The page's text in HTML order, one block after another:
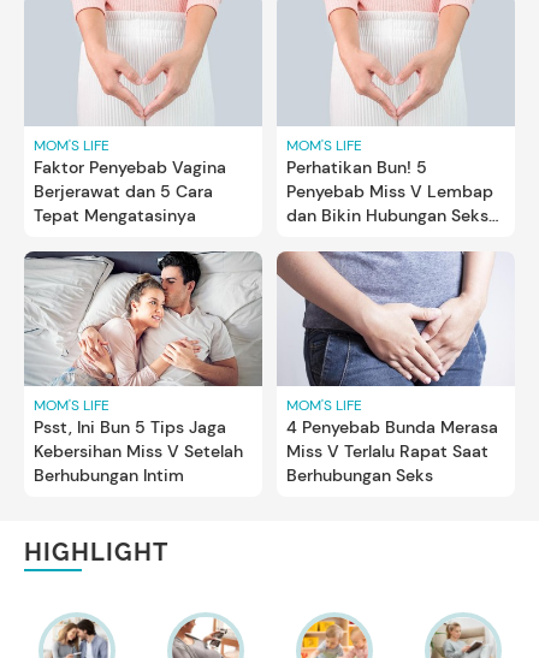
MOM'S LIFE
Faktor Penyebab Vagina
Berjerawat dan 5 Cara
Tepat Mengatasinya
MOM'S LIFE
Perhatikan Bun! 5
Penyebab Miss V Lembap
dan Bikin Hubungan Seks
MOM'S LIFE
Psst, Ini Bun 5 Tips Jaga
Kebersihan Miss V Setelah
Berhubungan Intim
MOM'S LIFE
4 Penyebab Bunda Merasa
Miss V Terlalu Rapat Saat
Berhubungan Seks
HIGHLIGHT